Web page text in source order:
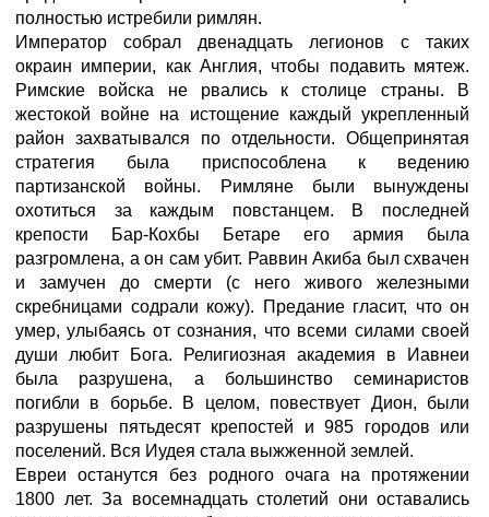
полностью истребили римлян.
Император собрал двенадцать легионов с таких
окраин империи, как Англия, чтобы подавить мятеж.
Римские войска не рвались к столице страны. В
жестокой войне на истощение каждый укрепленный
район захватывался по отдельности. Общепринятая
стратегия была приспособлена к ведению
партизанской войны. Римляне были вынуждены
охотиться за каждым повстанцем. В последней
крепости Бар-Кохбы Бетаре его армия была
разгромлена, а он сам убит. Раввин Акиба был схвачен
и замучен до смерти (с него живого железными
скребницами содрали кожу). Предание гласит, что он
умер, улыбаясь от сознания, что всеми силами своей
души любит Бога. Религиозная академия в Иавнеи
была разрушена, а большинство семинаристов
погибли в борьбе. В целом, повествует Дион, были
разрушены пятьдесят крепостей и 985 городов или
поселений. Вся Иудея стала выжженной землей.
Евреи останутся без родного очага на протяжении
1800 лет. За восемнадцать столетий они оставались